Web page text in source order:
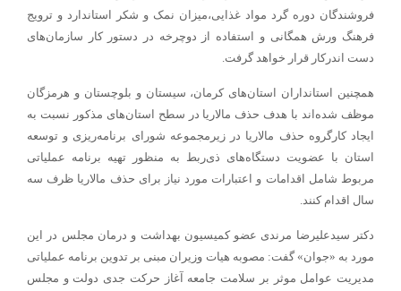
فروشندگان دوره گرد مواد غذایی،میزان نمک و شکر استاندارد و ترویج
فرهنگ ورش همگانی و استفاده از دوچرخه در دستور کار سازمان‌های
دست اندرکار قرار خواهد گرفت.
همچنین استانداران استان‌های کرمان، سیستان و بلوچستان و هرمزگان
موظف شده‌اند با هدف حذف مالاریا در سطح استان‌های مذکور نسبت به
ایجاد کارگروه حذف مالاریا در زیرمجموعه شورای برنامه‌ریزی و توسعه
استان با عضویت دستگا‌ه‌های ذی‌ربط به منظور تهیه برنامه عملیاتی
مربوط شامل اقدامات و اعتبارات مورد نیاز برای حذف مالاریا ظرف سه
سال اقدام کنند.
دکتر سیدعلیرضا مرندی عضو کمیسیون بهداشت و درمان مجلس در این
مورد به «جوان» گفت: مصوبه هیات وزیران مبنی بر تدوین برنامه عملیاتی
مدیریت عوامل موثر بر سلامت جامعه آغاز حرکت جدی دولت و مجلس